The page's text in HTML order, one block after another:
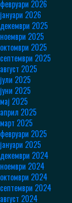
февруари 2026
јануари 2026
декември 2025
ноември 2025
октомври 2025
септември 2025
август 2025
јули 2025
јуни 2025
мај 2025
април 2025
март 2025
февруари 2025
јануари 2025
декември 2024
ноември 2024
октомври 2024
септември 2024
август 2024